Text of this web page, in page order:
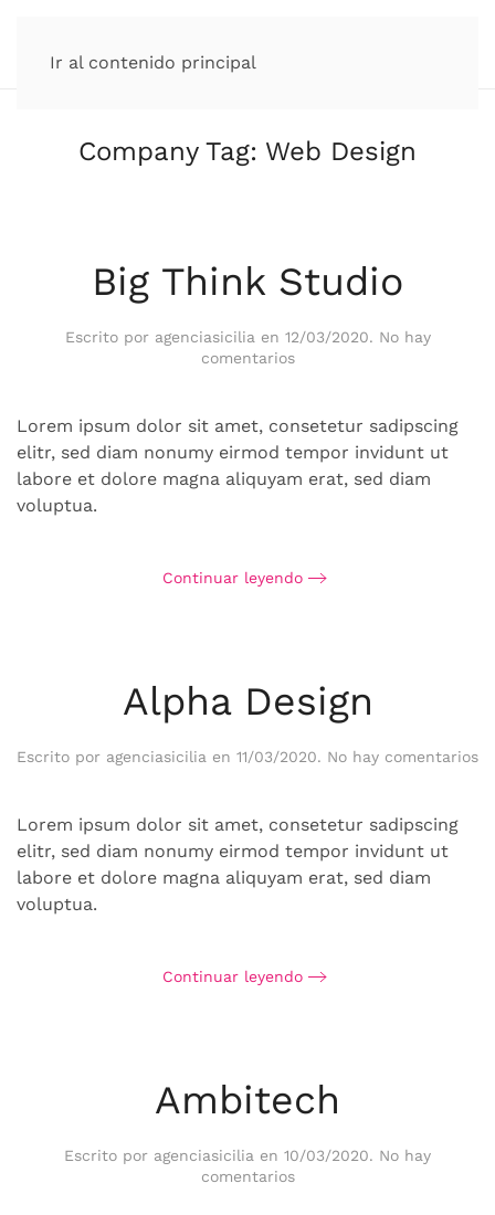
Ir al contenido principal
Company Tag: Web Design
Big Think Studio
Escrito por agenciasicilia en 12/03/2020. No hay
comentariosen
Studio
Lorem ipsum dolor sit amet, consetetur sadipscing
elitr, sed diam nonumy eirmod tempor invidunt ut
labore et dolore magna aliquyam erat, sed diam
voluptua.
Continuar leyendo
Alpha Design
Escrito por agenciasicilia en 11/03/2020. No hay comentariosen
Lorem ipsum dolor sit amet, consetetur sadipscing
elitr, sed diam nonumy eirmod tempor invidunt ut
labore et dolore magna aliquyam erat, sed diam
voluptua.
Continuar leyendo
Ambitech
Escrito por agenciasicilia en 10/03/2020. No hay
comentariosen